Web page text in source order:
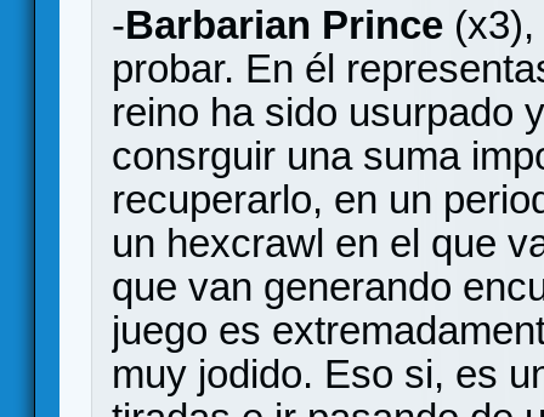
-Barbarian Prince
probar. En él
reino ha sido usurpado
consrguir una suma
recuperarlo, en un
un hexcrawl en el que
que van generando
juego es
muy jodido. Eso si, es